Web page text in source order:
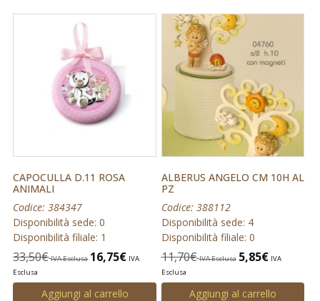
CAPOCULLA D.11 ROSA
ANIMALI
Codice: 384347
Disponibilità sede: 0
Disponibilità filiale: 1
33,50€ IVA Esclusa 16,75€ IVA
Esclusa
Aggiungi al carrello
ALBERUS ANGELO CM 10H AL
PZ
Codice: 388112
Disponibilità sede: 4
Disponibilità filiale: 0
11,70€ IVA Esclusa 5,85€ IVA
Esclusa
Aggiungi al carrello